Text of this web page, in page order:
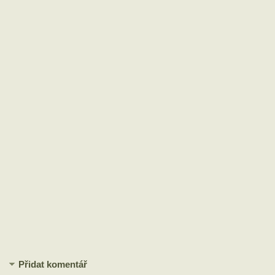
Přidat komentář